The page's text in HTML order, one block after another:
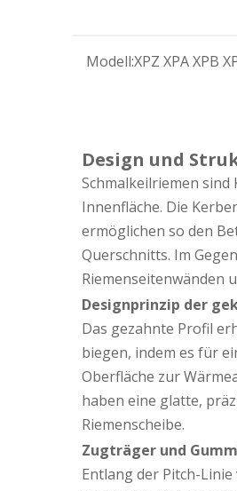
Modell:XPZ XPA XPB
Design und
Schmalkeilriemen
Innenfläche. Die
ermöglichen so den
Querschnitts. Im
Riemenseitenwänden
Designprinzip der
Das gezahnte Profil
biegen, indem es für
Oberfläche zur
haben eine glatte,
Riemenscheibe.
Zugträger und
Entlang der Pitch-